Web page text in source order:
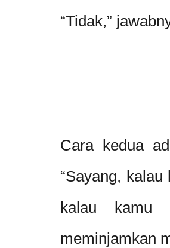
“Tidak,”
Cara kedua
“Sayang,
kalau kamu
meminjamkan